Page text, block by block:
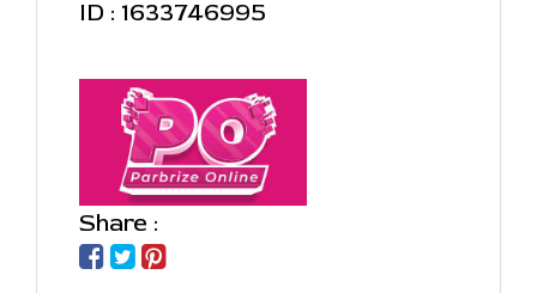
ID : 1633746995
Share :